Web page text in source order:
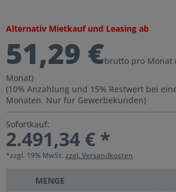
Alternativ Mietkauf und Leasing ab
51,29 €brutto pro Monat
Monat)
(10% Anzahlung und 15% Restwert bei
Monaten. Nur für Gewerbekunden)
Sofortkauf:
2.491,34 € *
*zzgl. 19% MwSt. zzgl. Versandkosten
MENGE